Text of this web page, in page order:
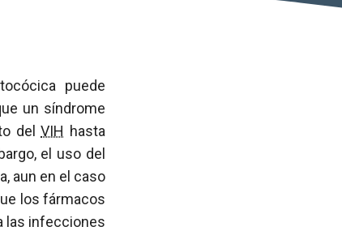
puede
un síndrome
delVIH hasta
el uso del
aun en el caso
los fármacos
las infecciones